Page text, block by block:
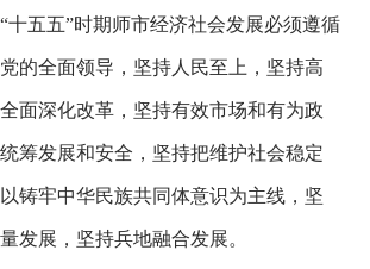
十五五”时期师市经济社会发展必须遵循
的全面领导，坚持人民至上，坚持高
面深化改革，坚持有效市场和有为政
筹发展和安全，坚持把维护社会稳定
铸牢中华民族共同体意识为主线，坚
发展，坚持兵地融合发展。